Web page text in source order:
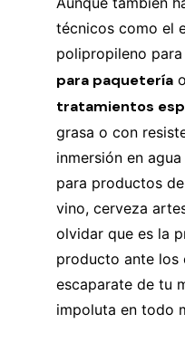
técnicos como el
polipropileno
para paquetería
tratamientos
grasa o con
inmersión en
para productos
vino, cerveza
olvidar que es la
producto ante los
escaparate de tu
impoluta en todo